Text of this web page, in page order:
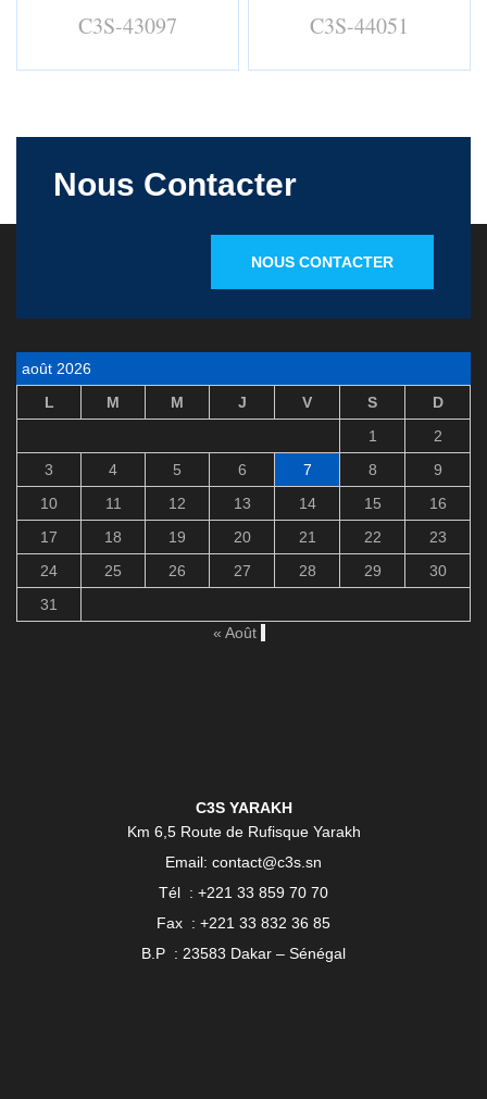
C3S-43097 C3S-44051
Nous Contacter
NOUS CONTACTER
août 2026
L
M M J V S
D
1
2
3
4 5 6 7 8
9
10
11 12 13 14 15
16
17
18 19 20 21 22
23
24
25 26 27 28 29
30
31
« Août
C3S YARAKH
Km 6,5 Route de Rufisque Yarakh
Email: contact@c3s.sn
Tél : +221 33 859 70 70
Fax : +221 33 832 36 85
B.P : 23583 Dakar – Sénégal